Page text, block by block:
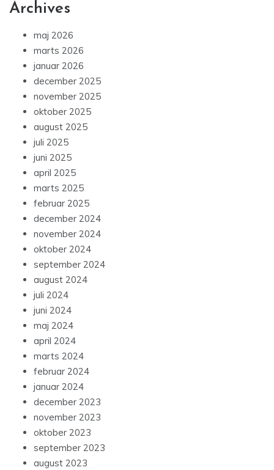
Archives
maj 2026
marts 2026
januar 2026
december 2025
november 2025
oktober 2025
august 2025
juli 2025
juni 2025
april 2025
marts 2025
februar 2025
december 2024
november 2024
oktober 2024
september 2024
august 2024
juli 2024
juni 2024
maj 2024
april 2024
marts 2024
februar 2024
januar 2024
december 2023
november 2023
oktober 2023
september 2023
august 2023